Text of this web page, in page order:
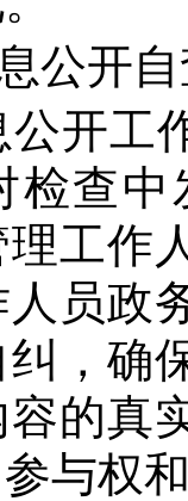
公开
公开工
检查中
工作
员政
，确
的真
与权